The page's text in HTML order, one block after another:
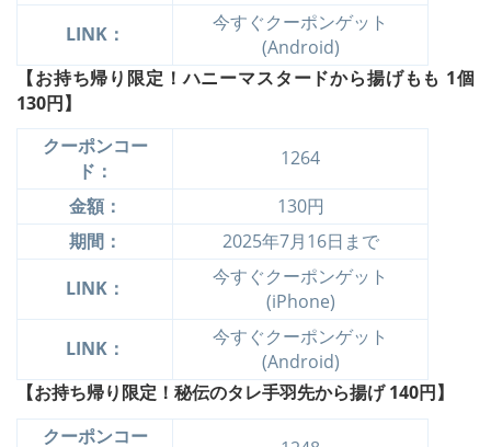
LINK：
今すぐクーポンゲット
(Android)
【お持ち帰り限定！ハニーマスタードから揚げもも 1個
130円】
クーポンコー
ド：
1264
金額：
130円
期間：
2025年7月16日まで
LINK：
今すぐクーポンゲット
(iPhone)
LINK：
今すぐクーポンゲット
(Android)
【お持ち帰り限定！秘伝のタレ手羽先から揚げ140円】
クーポンコー